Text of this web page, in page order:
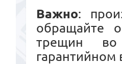
Важно:
обращайте
трещин во
гарантийном